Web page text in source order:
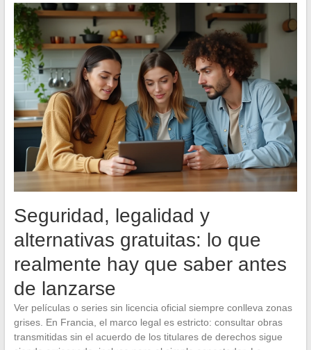
Seguridad, legalidad y
alternativas gratuitas: lo que
realmente hay que saber antes
de lanzarse
Ver películas o series sin licencia oficial siempre conlleva zonas
grises. En Francia, el marco legal es estricto: consultar obras
transmitidas sin el acuerdo de los titulares de derechos sigue